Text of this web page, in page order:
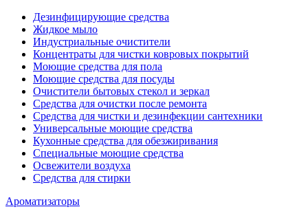
Дезинфицирующие средства
Жидкое мыло
Индустриальные очистители
Концентраты для чистки ковровых покрытий
Моющие средства для пола
Моющие средства для посуды
Очистители бытовых стекол и зеркал
Средства для очистки после ремонта
Средства для чистки и дезинфекции сантехники
Универсальные моющие средства
Кухонные средства для обезжиривания
Специальные моющие средства
Освежители воздуха
Средства для стирки
Ароматизаторы